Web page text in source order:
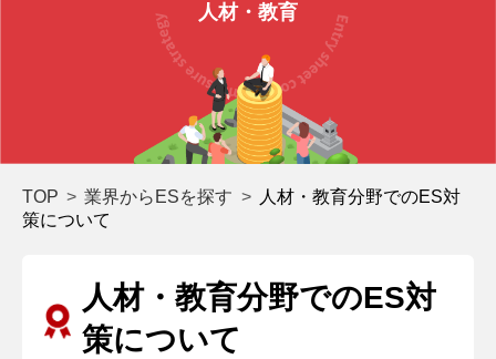
人材・教育
TOP 業界からESを探す
人材・教育分野でのES対
策について
人材・教育分野でのES対
策について